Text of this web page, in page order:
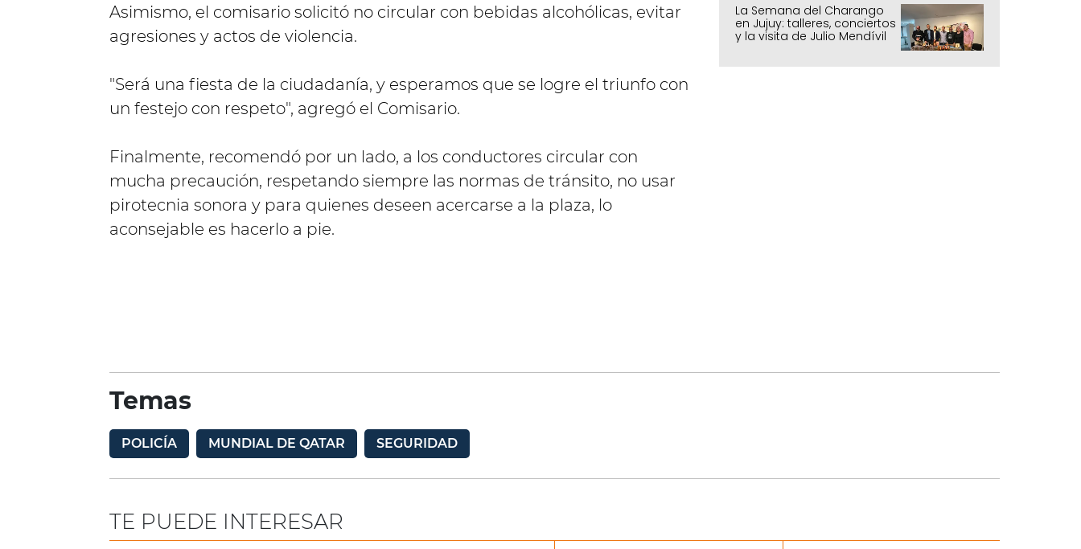
Asimismo, el comisario solicitó no circular con bebidas alcohólicas, evitar
agresiones y actos de violencia.
"Será una fiesta de la ciudadanía, y esperamos que se logre el triunfo con
un festejo con respeto", agregó el Comisario.
Finalmente, recomendó por un lado, a los conductores circular con
mucha precaución, respetando siempre las normas de tránsito, no usar
pirotecnia sonora y para quienes deseen acercarse a la plaza, lo
aconsejable es hacerlo a pie.
La Semana del Charango
en Jujuy: talleres, conciertos
y la visita de Julio Mendívil
Temas
POLICÍA MUNDIAL DE QATAR SEGURIDAD
TE PUEDE INTERESAR